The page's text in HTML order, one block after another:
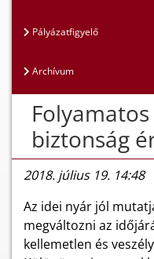
Pályázatfigyelő
Archívum
biztonság
2018. július 19. 14:48
Az idei nyár jól
megváltozni az
kellemetlen és